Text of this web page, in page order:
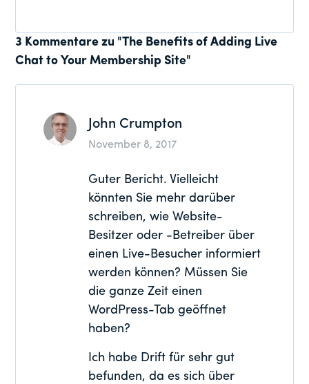
Leser-
Interaktionen
3 Kommentare zu "The Benefits of Adding Live
Chat to Your Membership Site"
John Crumpton
November 8, 2017
Guter Bericht. Vielleicht
könnten Sie mehr darüber
schreiben, wie Website-
Besitzer oder -Betreiber über
einen Live-Besucher informiert
werden können? Müssen Sie
die ganze Zeit einen
WordPress-Tab geöffnet
haben?
Ich habe Drift für sehr gut
befunden, da es sich über